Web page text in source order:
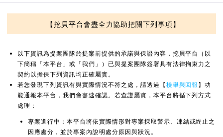
資訊揭露與承諾
【挖貝平台會盡全力協助把關下列事項】
以下資訊為提案團隊於提案前提供的承諾與保證內容，挖貝平台（以
下簡稱「本平台」或「我們」）已與提案團隊簽署具有法律拘束力之
契約以擔保下列資訊均正確屬實。
若您發現下列資訊有與實際情況不符之處，請透過【檢舉與回報】功
能通報本平台，我們會盡速確認。若查證屬實，本平台將循下列方式
處理：
專案進行中：本平台將依實際情形對專案採取警示、凍結或終止之
因應處分，並於專案內說明處分原因與狀況。